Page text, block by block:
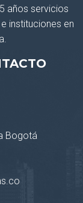
años servicios
instituciones en
Bogotá